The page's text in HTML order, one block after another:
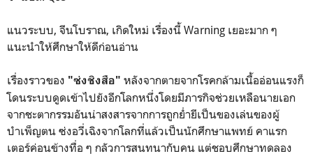
แนวระบบ, จีนโบราณ, เกิดใหม่ เรื่องนี้ Warning เยอะมาก ๆ
แนะนำให้ศึกษาให้ดีก่อนอ่าน
เรื่องราวของ "ซ่งชิงสือ" หลังจากตายจากโรคกล้ามเนื้ออ่อนแรงก็
โดนระบบดูดเข้าไปยังอีกโลกหนึ่งโดยมีภารกิจช่วยเหลือนายเอก
จากชะตากรรมอันน่าสงสารจากการถูกย่ำยีเป็นของเล่นของผู้
บำเพ็ญตน ซ่งอวี่เฉิงจากโลกที่แล้วเป็นนักศึกษาแพทย์ คาแรก
เตอร์ค่อนข้างทื่อ ๆ กลัวการสนทนากับคน แต่ชอบศึกษาทดลอง